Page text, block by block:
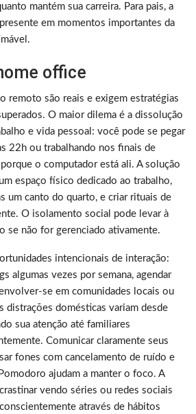
mantém sua carreira. Para pais, a
em momentos importantes da
office
remoto são reais e exigem estratégias
O maior dilema é a dissolução
e vida pessoal: você pode se pegar
22h ou trabalhando nos finais de
o computador está ali. A solução
espaço físico dedicado ao trabalho,
um canto do quarto, e criar rituais de
O isolamento social pode levar à
se não for gerenciado ativamente.
intencionais de interação:
algumas vezes por semana, agendar
se em comunidades locais ou
distrações domésticas variam desde
sua atenção até familiares
Comunicar claramente seus
fones com cancelamento de ruído e
ajudam a manter o foco. A
vendo séries ou redes sociais
através de hábitos